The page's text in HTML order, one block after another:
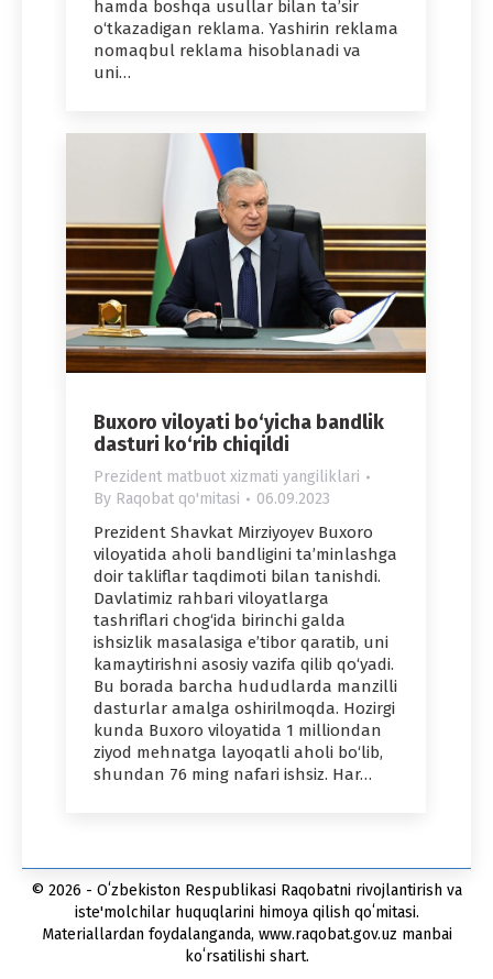
hamda boshqa usullar bilan ta’sir
o‘tkazadigan reklama. Yashirin reklama
nomaqbul reklama hisoblanadi va
uni…
Buxoro viloyati bo‘yicha bandlik
dasturi ko‘rib chiqildi
Prezident matbuot xizmati yangiliklari
By Raqobat qo'mitasi 06.09.2023
Prezident Shavkat Mirziyoyev Buxoro
viloyatida aholi bandligini ta’minlashga
doir takliflar taqdimoti bilan tanishdi.
Davlatimiz rahbari viloyatlarga
tashriflari chog‘ida birinchi galda
ishsizlik masalasiga e’tibor qaratib, uni
kamaytirishni asosiy vazifa qilib qo‘yadi.
Bu borada barcha hududlarda manzilli
dasturlar amalga oshirilmoqda. Hozirgi
kunda Buxoro viloyatida 1 milliondan
ziyod mehnatga layoqatli aholi bo‘lib,
shundan 76 ming nafari ishsiz. Har…
© 2026 - Oʻzbekiston Respublikasi Raqobatni rivojlantirish va
iste'molchilar huquqlarini himoya qilish qoʻmitasi.
Materiallardan foydalanganda, www.raqobat.gov.uz manbai
koʻrsatilishi shart.